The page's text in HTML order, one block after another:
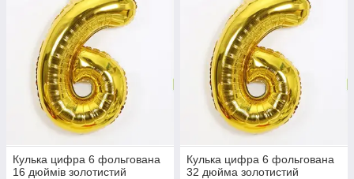
Кулька цифра 6 фольгована
16 дюймів золотистий
Кулька цифра 6 фольгована
32 дюйма золотистий